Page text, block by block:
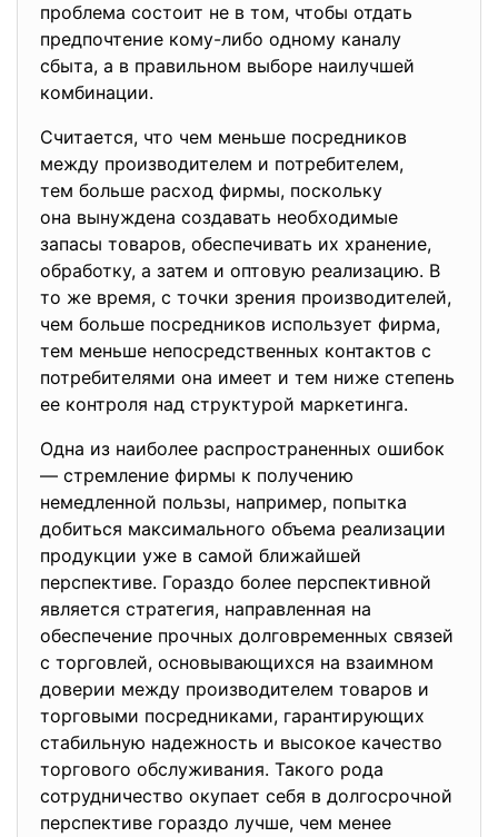
проблема состоит не в том, чтобы отдать
предпочтение кому-либо одному каналу
сбыта, а в правильном выборе наилучшей
комбинации.
Считается, что чем меньше посредников
между производителем и потребителем,
тем больше расход фирмы, поскольку
она вынуждена создавать необходимые
запасы товаров, обеспечивать их хранение,
обработку, а затем и оптовую реализацию. В
то же время, с точки зрения производителей,
чем больше посредников использует фирма,
тем меньше непосредственных контактов с
потребителями она имеет и тем ниже степень
ее контроля над структурой маркетинга.
Одна из наиболее распространенных ошибок
— стремление фирмы к получению
немедленной пользы, например, попытка
добиться максимального объема реализации
продукции уже в самой ближайшей
перспективе. Гораздо более перспективной
является стратегия, направленная на
обеспечение прочных долговременных связей
с торговлей, основывающихся на взаимном
доверии между производителем товаров и
торговыми посредниками, гарантирующих
стабильную надежность и высокое качество
торгового обслуживания. Такого рода
сотрудничество окупает себя в долгосрочной
перспективе гораздо лучше, чем менее